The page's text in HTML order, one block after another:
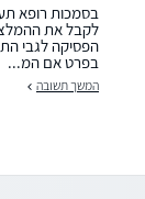
בסמכות רופא
לקבל את
הפסיקה לגבי
בפרט אם המ...
המשך תשובה